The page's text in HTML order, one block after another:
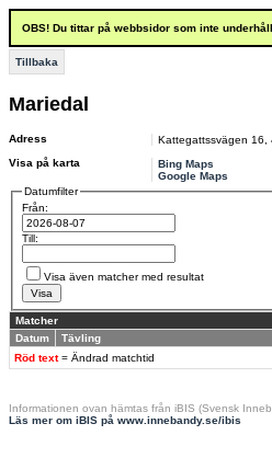
OBS! Du tittar på webbsidor som inte
Tillbaka
Mariedal
Adress Kattegattssvägen 16
Visa på karta
Bing Maps
Google Maps
Datumfilter
Från:
Till:
Visa även matcher med resultat
Matcher
Datum
Tävling
Röd text = Ändrad matchtid
Informationen ovan hämtas från iBIS (Svensk
Läs mer om iBIS på www.innebandy.se/ibis